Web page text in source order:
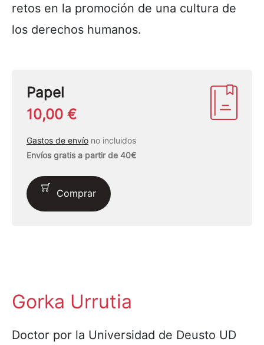
retos en la promoción de una cultura de
los derechos humanos.
Papel
10,00 €
Gastos de envío no incluidos
Envíos gratis a partir de 40€
Comprar
Gorka Urrutia
Doctor por la Universidad de Deusto UD